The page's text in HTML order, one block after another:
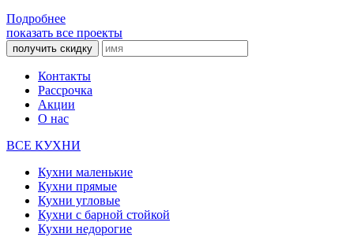
Подробнее
показать все проекты
получить скидку
Контакты
Рассрочка
Акции
О нас
ВСЕ КУХНИ
Кухни маленькие
Кухни прямые
Кухни угловые
Кухни с барной стойкой
Кухни недорогие